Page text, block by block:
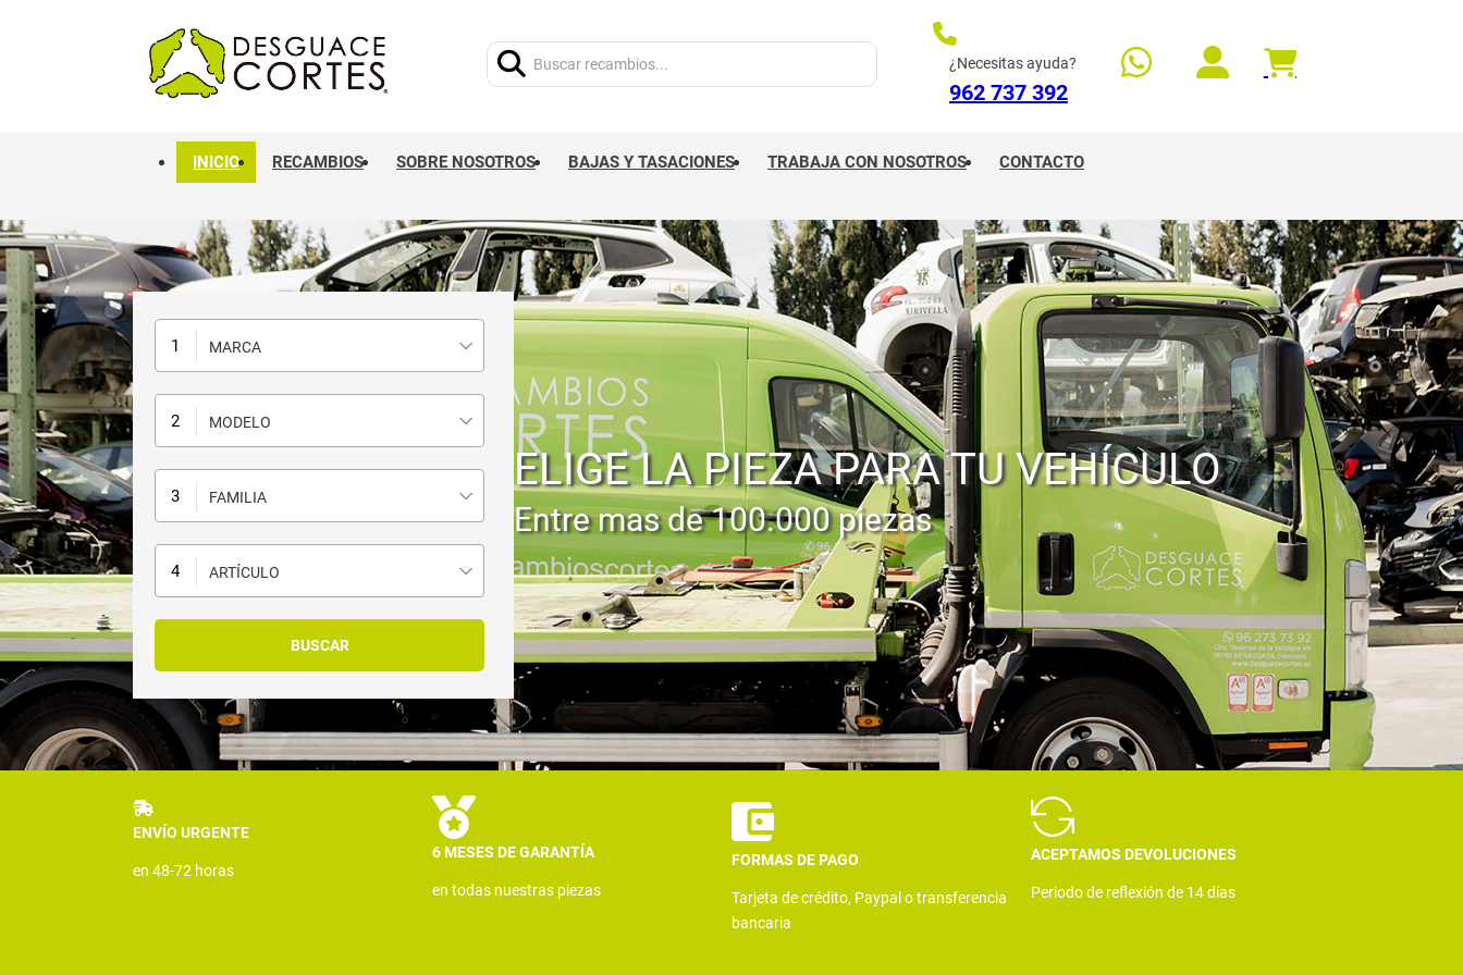
¿Necesitas ayuda?
962 737 392
INICIO RECAMBIOS SOBRE NOSOTROS BAJAS Y TASACIONES TRABAJA CON NOSOTROS CONTACTO
MARCA
MODELO
FAMILIA
ARTÍCULO
ELIGE LA PIEZA PARA TU VEHÍCULO
Entre mas de 100.000 piezas
ENVÍO URGENTE
en 48-72 horas
6 MESES DE GARANTÍA
en todas nuestras piezas
FORMAS DE PAGO
Tarjeta de crédito, Paypal o transferencia
bancaria
ACEPTAMOS DEVOLUCIONES
Periodo de reflexión de 14 días